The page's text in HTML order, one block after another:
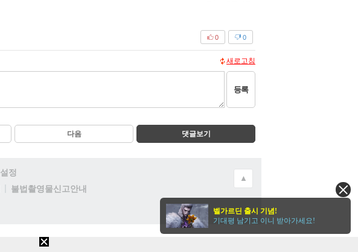
0
0
새로고침
등록
다음 댓글보기
설정
불법촬영물신고안내
▲
벨가르딘 출시 기념!
기대평 남기고 이니 받아가세요!